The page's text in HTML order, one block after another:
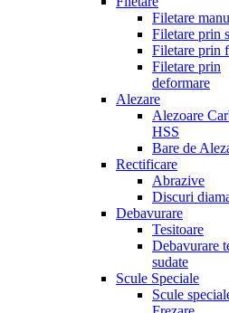
Filetare
Filetare prin
Filetare prin
Filetare prin
deformare
Alezare
Alezoare
HSS
Bare de
Rectificare
Abrazive
Discuri
Debavurare
Tesitoare
Debavurare
sudate
Scule Speciale
Scule